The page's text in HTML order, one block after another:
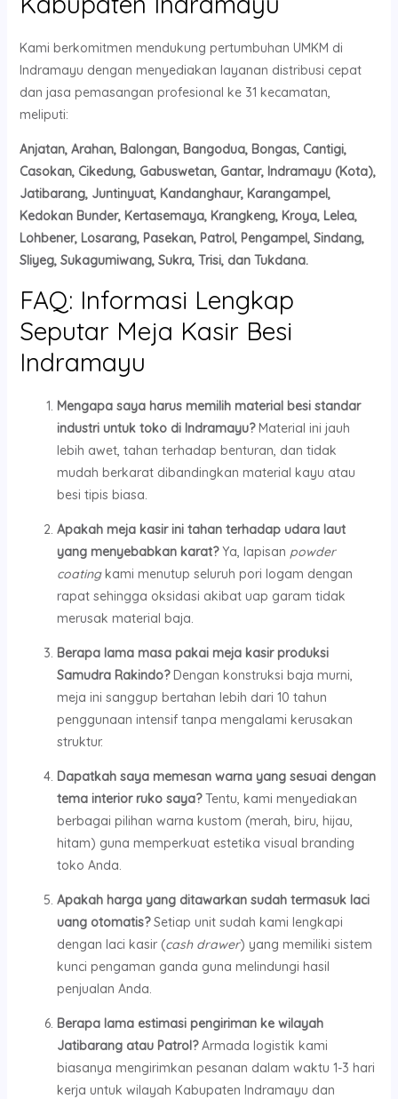
Kami berkomitmen mendukung pertumbuhan UMKM di
Indramayu dengan menyediakan layanan distribusi cepat
dan jasa pemasangan profesional ke 31 kecamatan,
meliputi:
Anjatan, Arahan, Balongan, Bangodua, Bongas, Cantigi,
Casokan, Cikedung, Gabuswetan, Gantar, Indramayu (Kota),
Jatibarang, Juntinyuat, Kandanghaur, Karangampel,
Kedokan Bunder, Kertasemaya, Krangkeng, Kroya, Lelea,
Lohbener, Losarang, Pasekan, Patrol, Pengampel, Sindang,
Sliyeg, Sukagumiwang, Sukra, Trisi, dan Tukdana.
FAQ: Informasi Lengkap
Seputar Meja Kasir Besi
Indramayu
Mengapa saya harus memilih material besi standar
industri untuk toko di Indramayu?Material ini jauh
lebih awet, tahan terhadap benturan, dan tidak
mudah berkarat dibandingkan material kayu atau
besi tipis biasa.
Apakah meja kasir ini tahan terhadap udara laut
yang menyebabkan karat?Ya, lapisan powder
coatingkami menutup seluruh pori logam dengan
rapat sehingga oksidasi akibat uap garam tidak
merusak material baja.
Berapa lama masa pakai meja kasir produksi
Samudra Rakindo?Dengan konstruksi baja murni,
meja ini sanggup bertahan lebih dari 10 tahun
penggunaan intensif tanpa mengalami kerusakan
struktur.
Dapatkah saya memesan warna yang sesuai dengan
tema interior ruko saya?Tentu, kami menyediakan
berbagai pilihan warna kustom (merah, biru, hijau,
hitam) guna memperkuat estetika visual branding
toko Anda.
Apakah harga yang ditawarkan sudah termasuk laci
uang otomatis?Setiap unit sudah kami lengkapi
dengan laci kasir (cash drawer) yang memiliki sistem
kunci pengaman ganda guna melindungi hasil
penjualan Anda.
Berapa lama estimasi pengiriman ke wilayah
Jatibarang atau Patrol?Armada logistik kami
biasanya mengirimkan pesanan dalam waktu 1-3 hari
kerja untuk wilayah Kabupaten Indramayu dan